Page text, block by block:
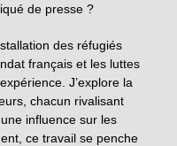
de presse ?
des réfugiés
français et les luttes
J’explore la
chacun rivalisant
influence sur les
ce travail se penche